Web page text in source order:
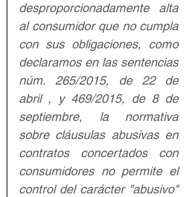
desproporcionadamente alta
al consumidor que no cumpla
con sus obligaciones, como
declaramos en las sentencias
núm. 265/2015, de 22 de
abril , y 469/2015, de 8 de
septiembre, la normativa
sobre cláusulas abusivas en
contratos concertados con
consumidores no permite el
control del carácter "abusivo"